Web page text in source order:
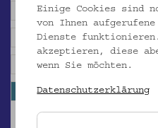
Exkursion Vorteile
Musik / Theater /
Diskussion / Vortrag /
Hof der Kulturen
Einige Cookies sind
von Ihnen
Dienste
akzeptieren, diese
wenn Sie möchten.
Datenschutzerklärung